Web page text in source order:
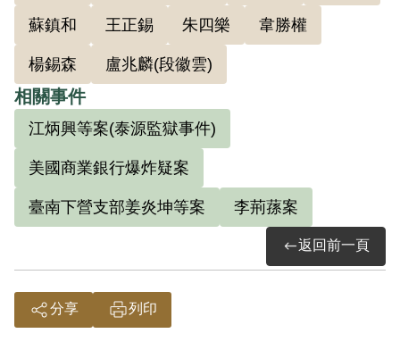
蘇鎮和 王正錫 朱四樂 韋勝權
楊錫森 盧兆麟(段徽雲)
相關事件
江炳興等案(泰源監獄事件)
美國商業銀行爆炸疑案
臺南下營支部姜炎坤等案 李荊蓀案
返回前一頁
分享 列印